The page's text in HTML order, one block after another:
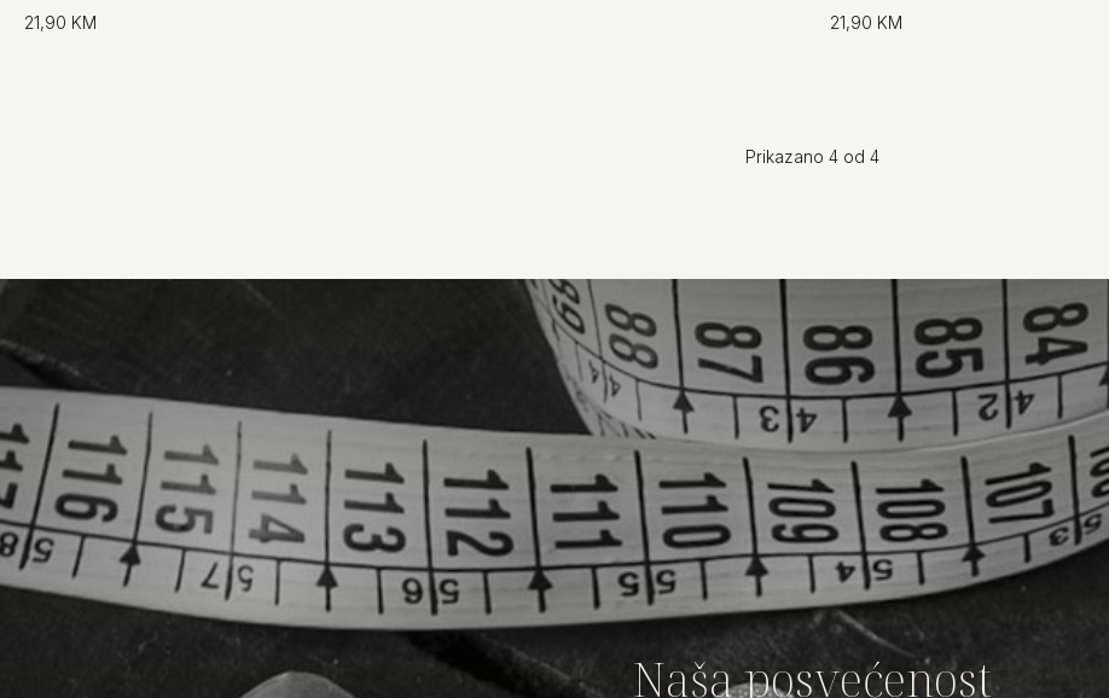
21,90 KM
21,90 KM
Prikazano 4 od 4
Naša posvećenost